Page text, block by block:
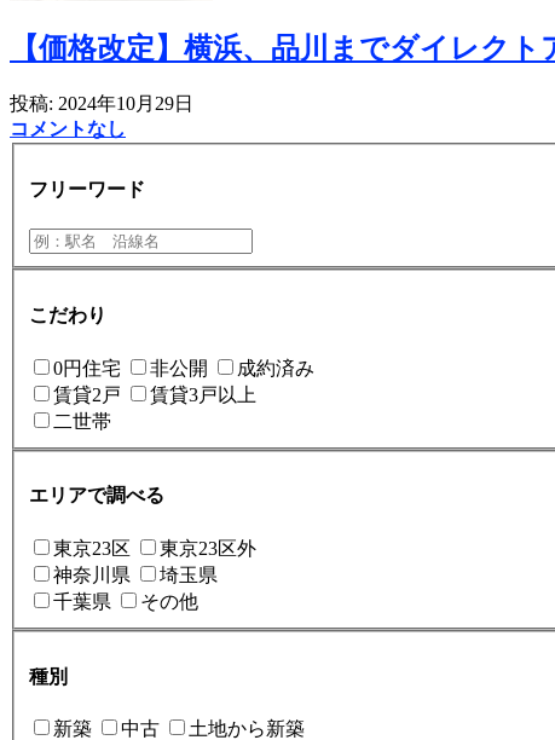
【価格改定】横浜、品川までダイレク
投稿: 2024年10月29日
コメントなし
フリーワード
こだわり
0円住宅 非公開
成約済み
賃貸2戸
賃貸3戸以上
二世帯
エリアで調べる
東京23区
東京23区外
神奈川県
埼玉県
千葉県
その他
種別
新築 中古 土地から新築